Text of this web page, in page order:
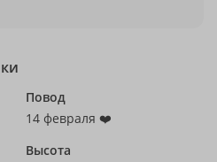
Повод
14 февраля ❤️
Высота